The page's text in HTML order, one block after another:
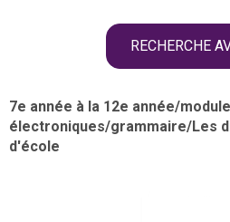
RECHERCHE
7e année à la 12e année/
électroniques/grammaire/Les
d'école